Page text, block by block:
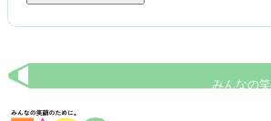
みんなの